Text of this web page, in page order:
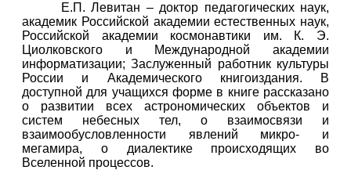
Е.П. Левитан – доктор педагогических наук,
академик Российской академии естественных наук,
Российской академии космонавтики им. К. Э.
Циолковского и Международной академии
информатизации; Заслуженный работник культуры
России и Академического книгоиздания. В
доступной для учащихся форме в книге рассказано
о развитии всех астрономических объектов и
систем небесных тел, о взаимосвязи и
взаимообусловленности явлений микро- и
мегамира, о диалектике происходящих во
Вселенной процессов.